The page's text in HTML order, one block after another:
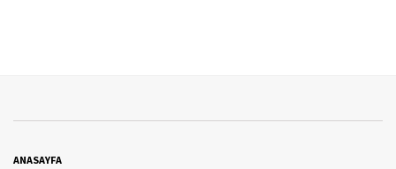
ANASAYFA